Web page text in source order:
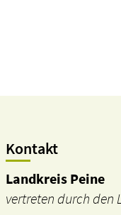
Kontakt
Landkreis Peine
vertreten durch den